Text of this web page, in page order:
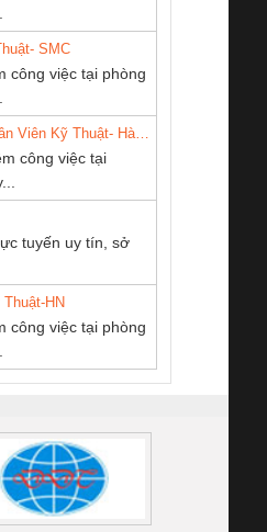
Bộ giám sát dòng
TRANSCLINIC 16I+
(2008130000)
Giá
Nẹp nhôm chống
trơn Đà Nẵng
Công Ty TNHH
Quốc Thịnh
VÀ
ĐÌNH
THƯƠNG MẠI
SMC
công việc tại phòng
công việc tại
tuyến uy tín, sở
HN
công việc tại phòng